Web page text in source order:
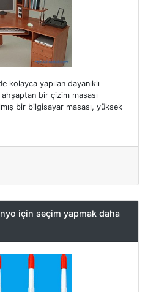
kolayca yapılan dayanıklı
bir çizim masası
bir bilgisayar masası, yüksek
için seçim yapmak daha